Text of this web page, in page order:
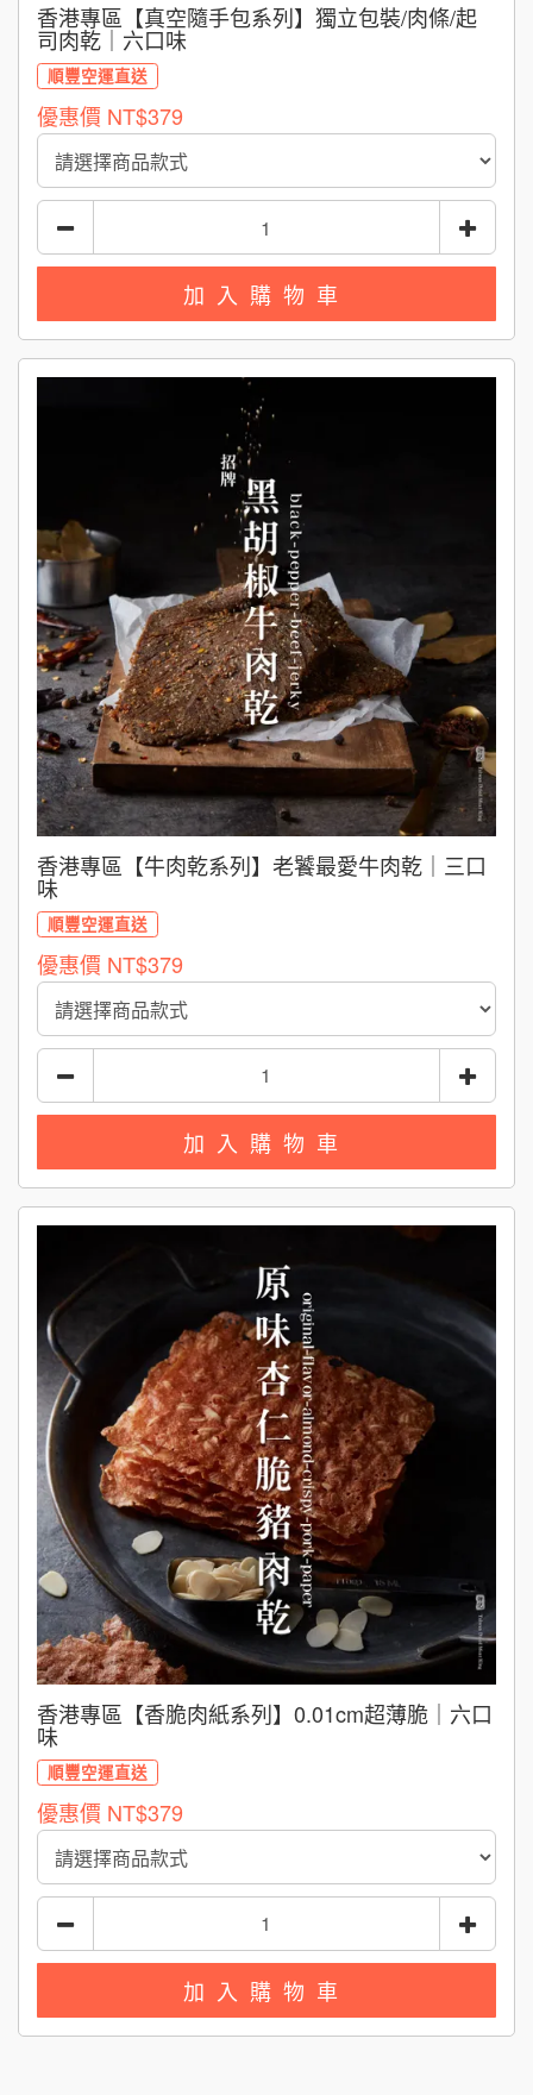
香港專區【真空隨手包系列】獨立包裝/肉條/起
司肉乾｜六口味
順豐空運直送
優惠價 NT$379
加入購物車
香港專區【牛肉乾系列】老饕最愛牛肉乾｜三口
味
順豐空運直送
優惠價 NT$379
加入購物車
香港專區【香脆肉紙系列】0.01cm超薄脆｜六口
味
順豐空運直送
優惠價 NT$379
加入購物車